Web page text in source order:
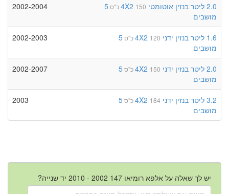
2.0 ליטר בנזין אוטומטי 4X2 150 כ"ס
5
מושבים
2002-2004
1.6 ליטר בנזין ידני 4X2 120 כ"ס
5
מושבים
2002-2003
2.0 ליטר בנזין ידני 4X2 150 כ"ס
5
מושבים
2002-2007
3.2 ליטר בנזין ידני 4X2 184 כ"ס
5
מושבים
2003
יש לך שאלה על אלפא רומיאו 147 2002 - 2010 יד שנייה?